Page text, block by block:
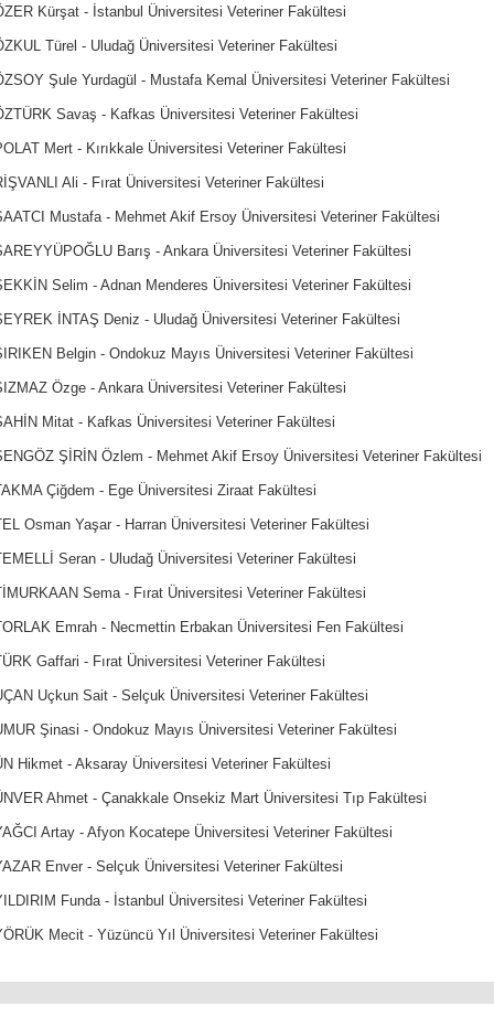
Kürşat - İstanbul Üniversitesi Veteriner Fakültesi
Türel - Uludağ Üniversitesi Veteriner Fakültesi
Şule Yurdagül - Mustafa Kemal Üniversitesi Veteriner Fakültesi
Savaş - Kafkas Üniversitesi Veteriner Fakültesi
Mert - Kırıkkale Üniversitesi Veteriner Fakültesi
Ali - Fırat Üniversitesi Veteriner Fakültesi
Mustafa - Mehmet Akif Ersoy Üniversitesi Veteriner Fakültesi
Barış - Ankara Üniversitesi Veteriner Fakültesi
Selim - Adnan Menderes Üniversitesi Veteriner Fakültesi
İNTAŞ Deniz - Uludağ Üniversitesi Veteriner Fakültesi
Belgin - Ondokuz Mayıs Üniversitesi Veteriner Fakültesi
Özge - Ankara Üniversitesi Veteriner Fakültesi
Mitat - Kafkas Üniversitesi Veteriner Fakültesi
ŞİRİN Özlem - Mehmet Akif Ersoy Üniversitesi Veteriner Fakültesi
Çiğdem - Ege Üniversitesi Ziraat Fakültesi
Osman Yaşar - Harran Üniversitesi Veteriner Fakültesi
Seran - Uludağ Üniversitesi Veteriner Fakültesi
Sema - Fırat Üniversitesi Veteriner Fakültesi
Emrah - Necmettin Erbakan Üniversitesi Fen Fakültesi
Gaffari - Fırat Üniversitesi Veteriner Fakültesi
Uçkun Sait - Selçuk Üniversitesi Veteriner Fakültesi
Şinasi - Ondokuz Mayıs Üniversitesi Veteriner Fakültesi
Hikmet - Aksaray Üniversitesi Veteriner Fakültesi
Ahmet - Çanakkale Onsekiz Mart Üniversitesi Tıp Fakültesi
Artay - Afyon Kocatepe Üniversitesi Veteriner Fakültesi
Enver - Selçuk Üniversitesi Veteriner Fakültesi
Funda - İstanbul Üniversitesi Veteriner Fakültesi
Mecit - Yüzüncü Yıl Üniversitesi Veteriner Fakültesi